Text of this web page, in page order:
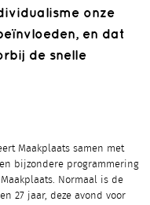
onze
en dat
de snelle
Maakplaats samen met
bijzondere programmering
Normaal is de
27 jaar, deze avond voor